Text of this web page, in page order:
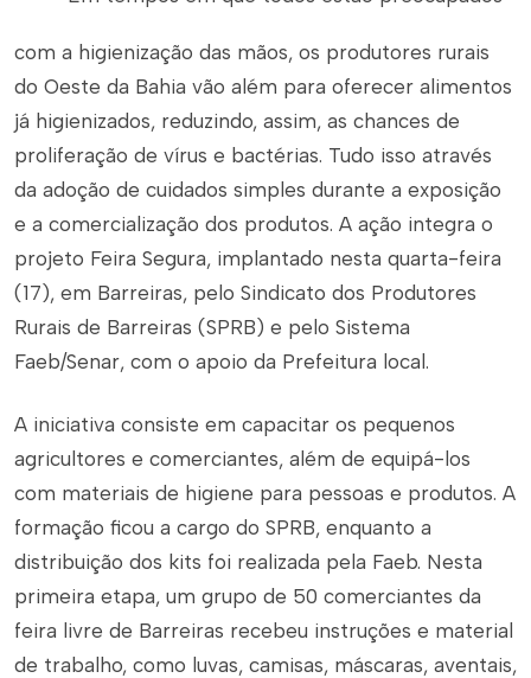
com a higienização das mãos, os produtores rurais
do Oeste da Bahia vão além para oferecer alimentos
já higienizados, reduzindo, assim, as chances de
proliferação de vírus e bactérias. Tudo isso através
da adoção de cuidados simples durante a exposição
e a comercialização dos produtos. A ação integra o
projeto Feira Segura, implantado nesta quarta-feira
(17), em Barreiras, pelo Sindicato dos Produtores
Rurais de Barreiras (SPRB) e pelo Sistema
Faeb/Senar, com o apoio da Prefeitura local.
A iniciativa consiste em capacitar os pequenos
agricultores e comerciantes, além de equipá-los
com materiais de higiene para pessoas e produtos. A
formação ficou a cargo do SPRB, enquanto a
distribuição dos kits foi realizada pela Faeb. Nesta
primeira etapa, um grupo de 50 comerciantes da
feira livre de Barreiras recebeu instruções e material
de trabalho, como luvas, camisas, máscaras, aventais,